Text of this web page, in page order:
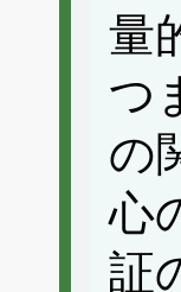
量
つ
の
心
証